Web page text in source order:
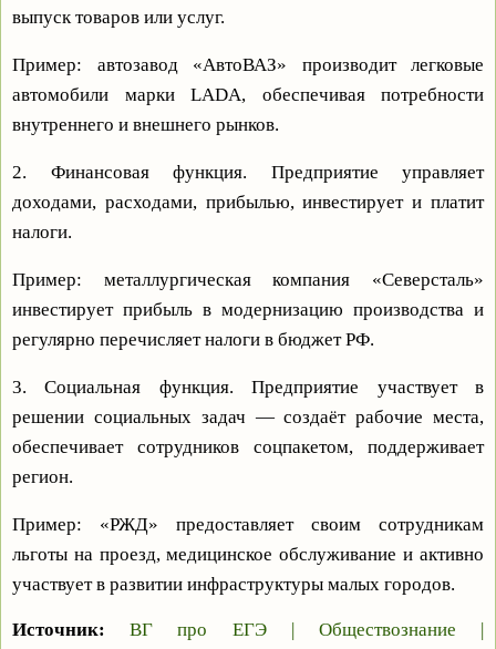
выпуск товаров или услуг.
Пример: автозавод «АвтоВАЗ» производит легковые
автомобили марки LADA, обеспечивая потребности
внутреннего и внешнего рынков.
2. Финансовая функция. Предприятие управляет
доходами, расходами, прибылью, инвестирует и платит
налоги.
Пример: металлургическая компания «Северсталь»
инвестирует прибыль в модернизацию производства и
регулярно перечисляет налоги в бюджет РФ.
3. Социальная функция. Предприятие участвует в
решении социальных задач — создаёт рабочие места,
обеспечивает сотрудников соцпакетом, поддерживает
регион.
Пример: «РЖД» предоставляет своим сотрудникам
льготы на проезд, медицинское обслуживание и активно
участвует в развитии инфраструктуры малых городов.
Источник:
ВГ про ЕГЭ | Обществознание |